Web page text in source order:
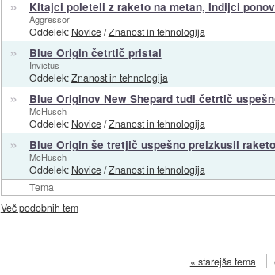
Tema
» Kitajci poleteli z raketo na metan, Indijci
Aggressor
Oddelek: Novice/Znanost in tehnologija
» Blue Origin četrtič pristal
Invictus
Oddelek:Znanost in tehnologija
» Blue Originov New Shepard tudi četrtič
McHusch
Oddelek: Novice/Znanost in tehnologija
» Blue Origin še tretjič uspešno preizkusil
McHusch
Oddelek: Novice/Znanost in tehnologija
Več podobnih tem
« starejša tema